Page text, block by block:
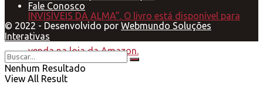
Fale Conosco
© 2022 - Desenvolvido por Webmundo Soluções
Interativas
Nenhum Resultado
View All Result